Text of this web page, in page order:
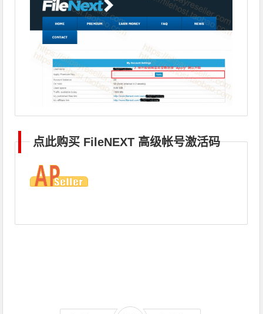
点此购买 FileNEXT 高级帐号激活码